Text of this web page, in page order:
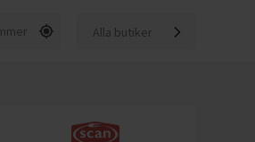
Alla butiker